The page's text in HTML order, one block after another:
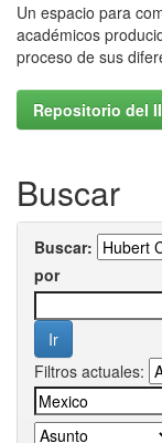
Un espacio para
académicos
proceso de sus
Repositorio del
Buscar
Buscar:
por
Filtros actuales: